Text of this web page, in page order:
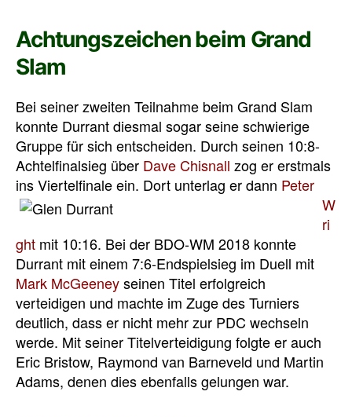
Achtungszeichen beim Grand
Slam
Bei seiner zweiten Teilnahme beim Grand Slam
konnte Durrant diesmal sogar seine schwierige
Gruppe für sich entscheiden. Durch seinen 10:8-
Achtelfinalsieg über Dave Chisnall zog er erstmals
ins Viertelfinale ein. Dort unterlag er dann Peter
W
ri
ght mit 10:16. Bei der BDO-WM 2018 konnte
Durrant mit einem 7:6-Endspielsieg im Duell mit
Mark McGeeneyseinen Titel erfolgreich
verteidigen und machte im Zuge des Turniers
deutlich, dass er nicht mehr zur PDC wechseln
werde. Mit seiner Titelverteidigung folgte er auch
Eric Bristow, Raymond van Barneveld und Martin
Adams, denen dies ebenfalls gelungen war.